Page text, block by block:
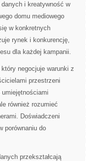
i kreatywność w
domu mediowego
w konkretnych
rynek i konkurencję,
dla każdej kampanii.
negocjuje warunki z
przestrzeni
również rozumieć
Doświadczeni
porównaniu do
przekształcają